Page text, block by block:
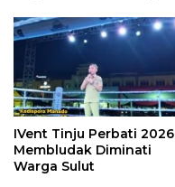
Perbati 2026
IVent Tinju Perbati 2026
Membludak Diminati
Warga Sulut